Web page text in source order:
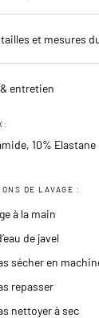
tailles et mesures
entretien
10% Elastane
DE LAVAGE :
à la main
de javel
sécher en
repasser
nettoyer à sec